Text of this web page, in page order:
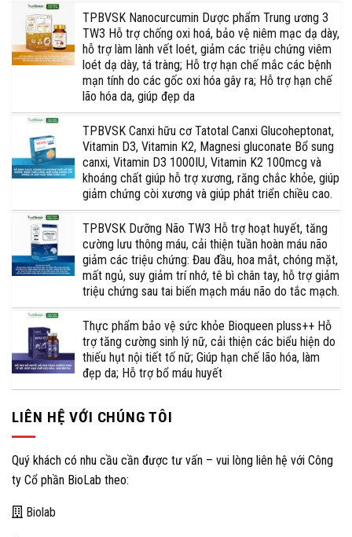
TPBVSK Nanocurcumin Dược phẩm Trung ương 3
TW3 Hỗ trợ chống oxi hoá, bảo vệ niêm mạc dạ dày,
hỗ trợ làm lành vết loét, giảm các triệu chứng viêm
loét dạ dày, tá tràng; Hỗ trợ hạn chế mắc các bệnh
mạn tính do các gốc oxi hóa gây ra; Hỗ trợ hạn chế
lão hóa da, giúp đẹp da
TPBVSK Canxi hữu cơ Tatotal Canxi Glucoheptonat,
Vitamin D3, Vitamin K2, Magnesi gluconate Bổ sung
canxi, Vitamin D3 1000IU, Vitamin K2 100mcg và
khoáng chất giúp hỗ trợ xương, răng chắc khỏe, giúp
giảm chứng còi xương và giúp phát triển chiều cao.
TPBVSK Dưỡng Não TW3 Hỗ trợ hoạt huyết, tăng
cường lưu thông máu, cải thiện tuần hoàn máu não
giảm các triệu chứng: Đau đầu, hoa mắt, chóng mặt,
mất ngủ, suy giảm trí nhớ, tê bì chân tay, hỗ trợ giảm
triệu chứng sau tai biến mạch máu não do tắc mạch.
Thực phẩm bảo vệ sức khỏe Bioqueen pluss++ Hỗ
trợ tăng cường sinh lý nữ, cải thiện các biểu hiện do
thiếu hụt nội tiết tố nữ; Giúp hạn chế lão hóa, làm
đẹp da; Hỗ trợ bổ máu huyết
LIÊN HỆ VỚI CHÚNG TÔI
Quý khách có nhu cầu cần được tư vấn – vui lòng liên hệ với Công
ty Cổ phần BioLab theo:
Biolab